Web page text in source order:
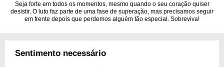
Seja forte em todos os momentos, mesmo quando o seu coração quiser
desistir. O luto faz parte de uma fase de superação, mas precisamos seguir
em frente depois que perdemos alguém tão especial. Sobreviva!
Sentimento necessário